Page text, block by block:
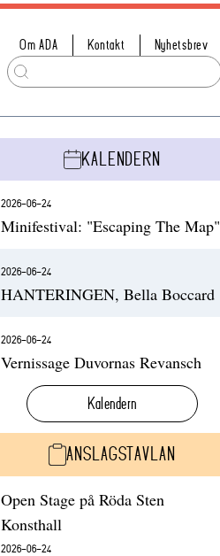
Om ADA Kontakt Nyhetsbrev
KALENDERN
2026-06-24
Minifestival: "Escaping The Map"
2026-06-24
HANTERINGEN, Bella Boccard
2026-06-24
Vernissage Duvornas Revansch
Kalendern
ANSLAGSTAVLAN
Open Stage på Röda Sten
Konsthall
2026-06-24